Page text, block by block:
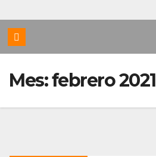
Mes:febrero 2021